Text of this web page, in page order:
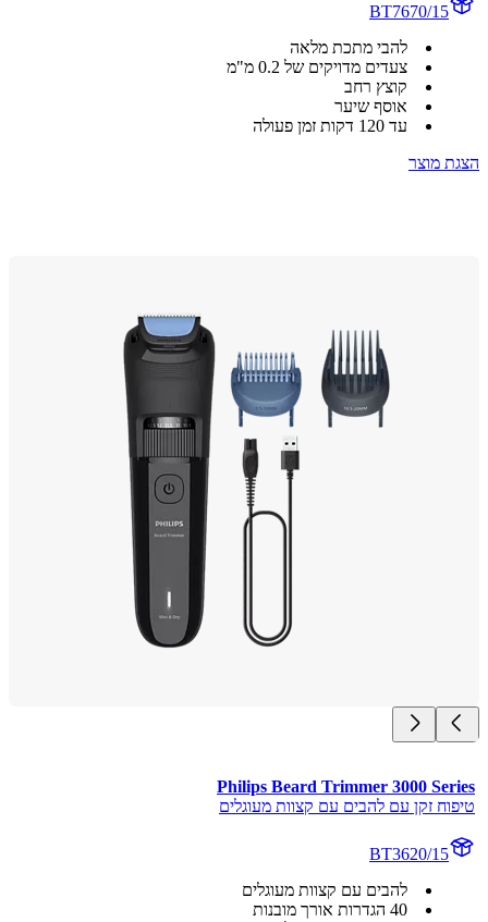
BT7670/15
להבי מתכת מלאה
צעדים מדויקים של 0.2 מ"מ
קוצץ רחב
אוסף שיער
עד 120 דקות זמן פעולה
מוצר
Philips Beard Trimmer 3000
זקן עם להבים עם קצוות מעוגלים
BT3620/15
להבים עם קצוות מעוגלים
40 הגדרות אורך מובנות